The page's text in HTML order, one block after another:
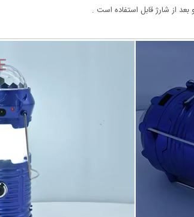
از شارژ قابل استفاده است .